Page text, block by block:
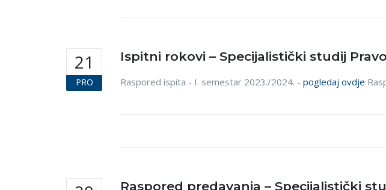
21
PRO
Ispitni rokovi – Specijalistički studij
Raspored ispita - I. semestar 2023./2024. - pogledaj ovdje
Raspored predavanja – Specijalistički